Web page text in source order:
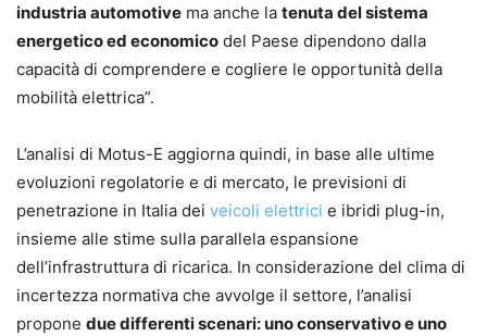
industria automotive ma anche la tenuta del sistema
energetico ed economico del Paese dipendono dalla
capacità di comprendere e cogliere le opportunità della
mobilità elettrica”.
L’analisi di Motus-E aggiorna quindi, in base alle ultime
evoluzioni regolatorie e di mercato, le previsioni di
penetrazione in Italia dei veicoli elettrici e ibridi plug-in,
insieme alle stime sulla parallela espansione
dell’infrastruttura di ricarica. In considerazione del clima di
incertezza normativa che avvolge il settore, l’analisi
propone due differenti scenari: uno conservativo e uno